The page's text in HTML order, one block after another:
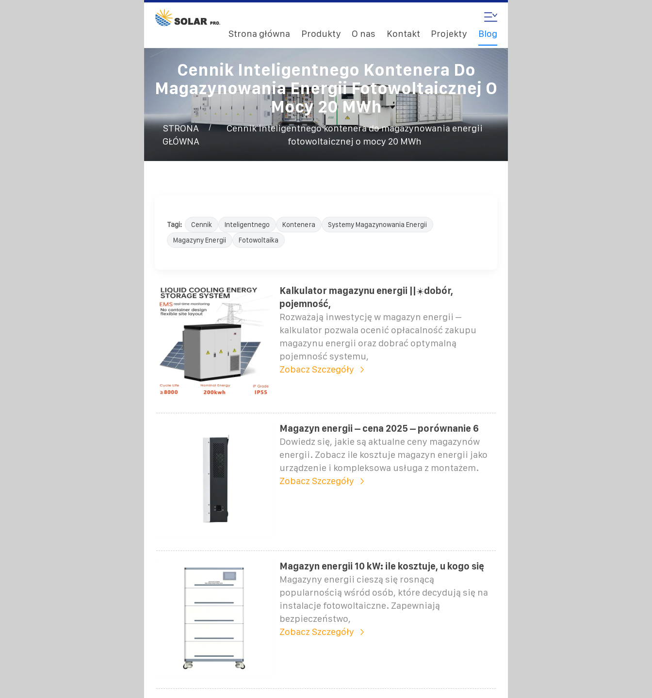
Strona główna Produkty O nas Kontakt Projekty Blog
Cennik Inteligentnego Kontenera Do
Magazynowania Energii Fotowoltaicznej O
Mocy 20 MWh
STRONA
GŁÓWNA
/
Cennik inteligentnego kontenera do magazynowania energii
fotowoltaicznej o mocy 20 MWh
Tagi: Cennik Inteligentnego Kontenera
Systemy Magazynowania Energii
Magazyny Energii
Fotowoltaika
Kalkulator magazynu energii ||☀️dobór,
pojemność,
Rozważają inwestycję w magazyn energii –
kalkulator pozwala ocenić opłacalność zakupu
magazynu energii oraz dobrać optymalną
pojemność systemu,
Zobacz Szczegóły
Magazyn energii – cena 2025 – porównanie 6
Dowiedz się, jakie są aktualne ceny magazynów
energii. Zobacz ile kosztuje magazyn energii jako
urządzenie i kompleksowa usługa z montażem.
Zobacz Szczegóły
Magazyn energii 10 kW: ile kosztuje, u kogo się
Magazyny energii cieszą się rosnącą
popularnością wśród osób, które decydują się na
instalacje fotowoltaiczne. Zapewniają
bezpieczeństwo,
Zobacz Szczegóły